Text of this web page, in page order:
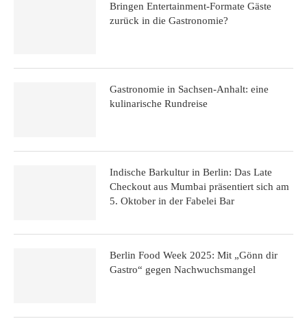
Bringen Entertainment-Formate Gäste
zurück in die Gastronomie?
Gastronomie in Sachsen-Anhalt: eine
kulinarische Rundreise
Indische Barkultur in Berlin: Das Late
Checkout aus Mumbai präsentiert sich am
5. Oktober in der Fabelei Bar
Berlin Food Week 2025: Mit „Gönn dir
Gastro“ gegen Nachwuchsmangel